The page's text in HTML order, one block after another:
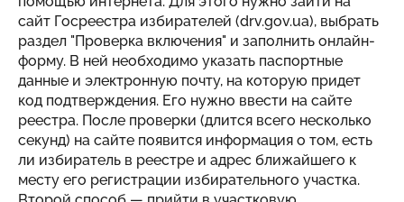
сайт Госреестра избирателей (drv.gov.ua), выбрать
раздел "Проверка включения" и заполнить онлайн-
форму. В ней необходимо указать паспортные
данные и электронную почту, на которую придет
код подтверждения. Его нужно ввести на сайте
реестра. После проверки (длится всего несколько
секунд) на сайте появится информация о том, есть
ли избиратель в реестре и адрес ближайшего к
месту его регистрации избирательного участка.